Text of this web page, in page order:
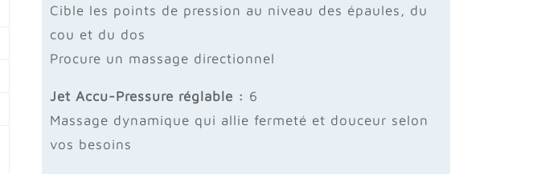
Cible les points de pression au niveau des épaules, du
cou et du dos
Procure un massage directionnel
Jet Accu-Pressure réglable : 6
Massage dynamique qui allie fermeté et douceur selon
vos besoins